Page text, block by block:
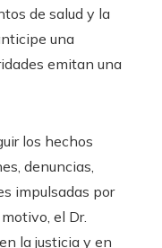
de salud y la
una
emitan una
los hechos
denuncias,
impulsadas por
el Dr.
la justicia y en